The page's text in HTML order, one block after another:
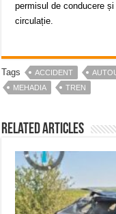
permisul de conducere
circulație.
Tags ACCIDENT
MEHADIA
TREN
Related Articles